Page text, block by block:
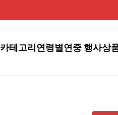
카테고리연령별연중 행사상